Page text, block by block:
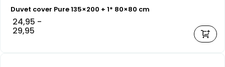
Duvet cover Pure 135×200 + 1* 80×80 cm
24,95 -
29,95